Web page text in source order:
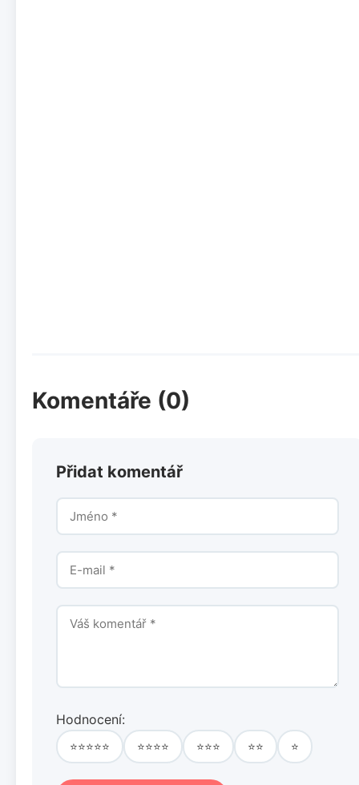
Komentáře (0)
Přidat komentář
Hodnocení:
⭐⭐⭐⭐⭐ ⭐⭐⭐⭐ ⭐⭐⭐ ⭐⭐ ⭐